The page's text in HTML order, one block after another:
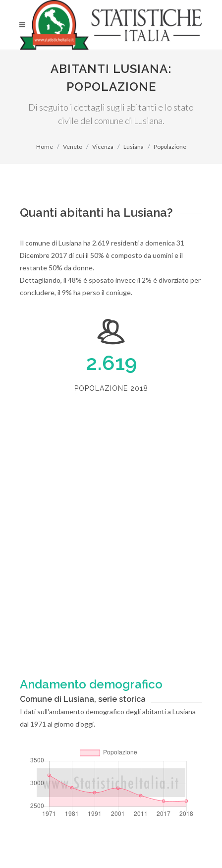
ABITANTI LUSIANA:
POPOLAZIONE
Di seguito i dettagli sugli abitanti e lo stato
civile del comune di Lusiana.
Home Veneto Vicenza Lusiana Popolazione
Quanti abitanti ha Lusiana?
Il comune di Lusiana ha 2.619 residenti a domenica 31
Dicembre 2017 di cui il 50% è composto da uomini e il
restante 50% da donne.
Dettagliando, il 48% è sposato invece il 2% è divorziato per
concludere, il 9% ha perso il coniuge.
2.619
POPOLAZIONE 2018
Andamento demografico
Comune di Lusiana, serie storica
I dati sull'andamento demografico degli abitanti a Lusiana
dal 1971 al giorno d'oggi.